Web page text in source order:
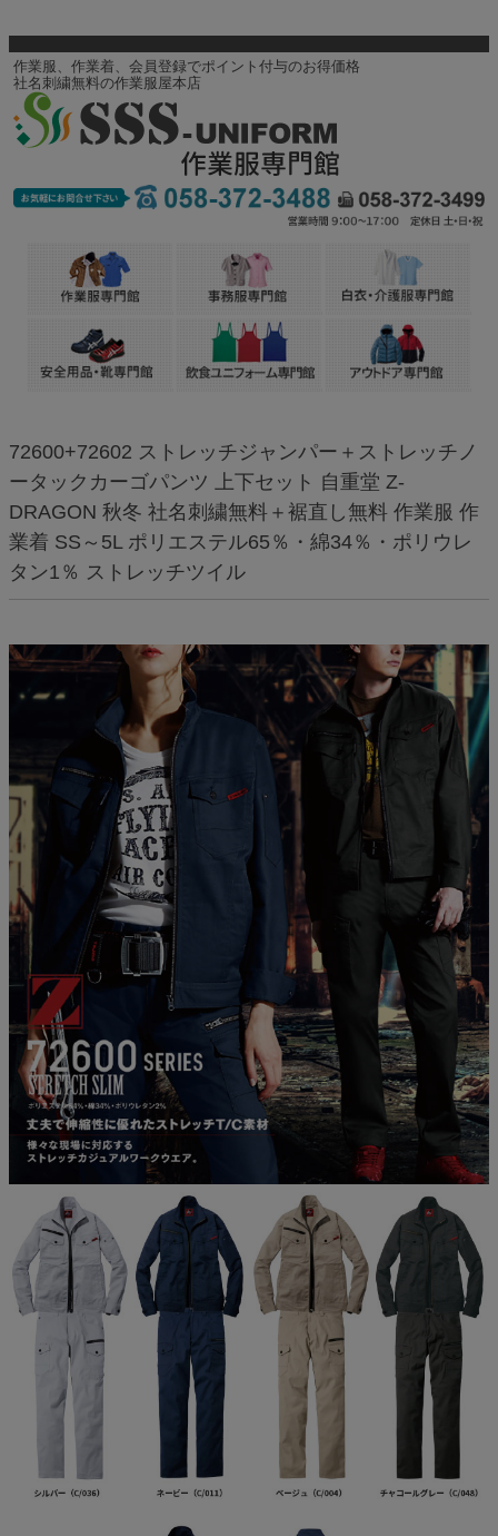
作業服、作業着、会員登録でポイント付与のお得価格
社名刺繍無料の作業服屋本店
72600+72602 ストレッチジャンパー＋ストレッチノ
ータックカーゴパンツ 上下セット 自重堂 Z-
DRAGON 秋冬 社名刺繍無料＋裾直し無料 作業服 作
業着 SS～5L ポリエステル65％・綿34％・ポリウレ
タン1％ ストレッチツイル